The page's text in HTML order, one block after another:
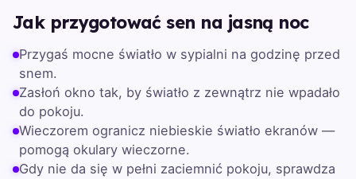
Jak przygotować sen na jasną noc
Przygaś mocne światło w sypialni na godzinę przed
snem.
Zasłoń okno tak, by światło z zewnątrz nie wpadało
do pokoju.
Wieczorem ogranicz niebieskie światło ekranów —
pomogą okulary wieczorne.
Gdy nie da się w pełni zaciemnić pokoju, sprawdza